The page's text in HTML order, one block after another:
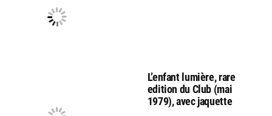
L’enfant lumière, rare
edition du Club (mai
1979), avec jaquette